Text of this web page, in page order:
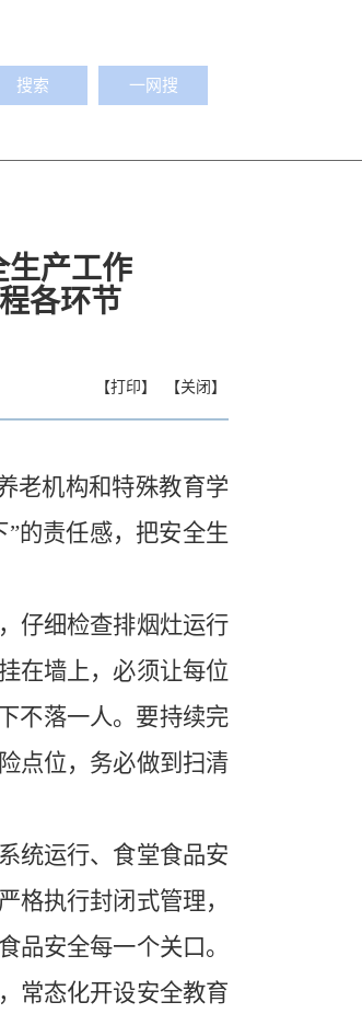
搜索 一网搜
生产工作
各环节
【打印】 【关闭】
老机构和特殊教育学
的责任感，把安全生
仔细检查排烟灶运行
在墙上，必须让每位
不落一人。要持续完
点位，务必做到扫清
统运行、食堂食品安
格执行封闭式管理，
品安全每一个关口。
常态化开设安全教育